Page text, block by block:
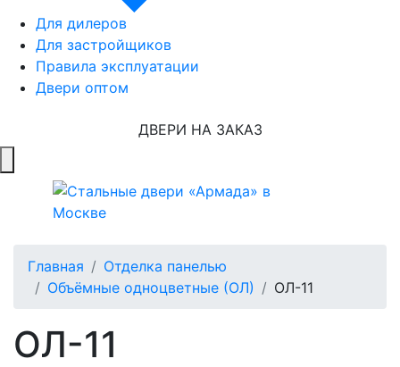
Для дилеров
Для застройщиков
Правила эксплуатации
Двери оптом
ДВЕРИ НА ЗАКАЗ
Главная
Отделка панелью
Объёмные одноцветные (ОЛ)
ОЛ-11
ОЛ-11